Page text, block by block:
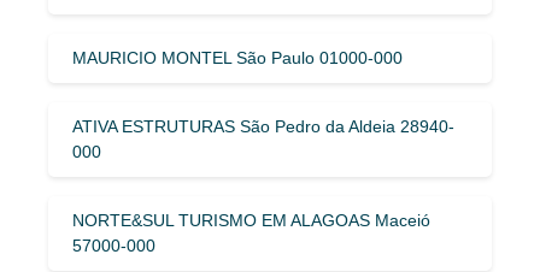
MAURICIO MONTEL São Paulo 01000-000
ATIVA ESTRUTURAS São Pedro da Aldeia 28940-
000
NORTE&SUL TURISMO EM ALAGOAS Maceió
57000-000